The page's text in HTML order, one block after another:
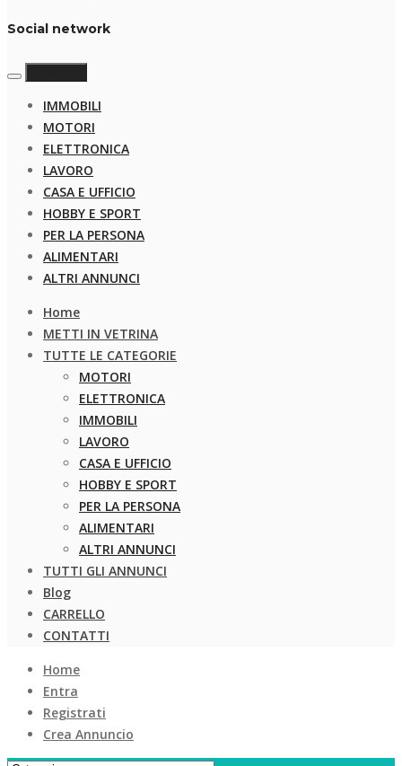
Social network
IMMOBILI
MOTORI
ELETTRONICA
LAVORO
CASA E UFFICIO
HOBBY E SPORT
PER LA PERSONA
ALIMENTARI
ALTRI ANNUNCI
Home
METTI IN VETRINA
TUTTE LE CATEGORIE
MOTORI
ELETTRONICA
IMMOBILI
LAVORO
CASA E UFFICIO
HOBBY E SPORT
PER LA PERSONA
ALIMENTARI
ALTRI ANNUNCI
TUTTI GLI ANNUNCI
Blog
CARRELLO
CONTATTI
Home
Entra
Registrati
Crea Annuncio